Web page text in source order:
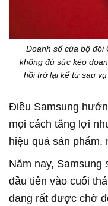
Doanh số của bộ đôi
không đủ sức kéo
hồi trở lại kể từ sau
Điều Samsung
mọi cách tăng lợi
hiệu quả sản
Năm nay, Samsung
đầu tiên vào cuối
đang rất được chờ